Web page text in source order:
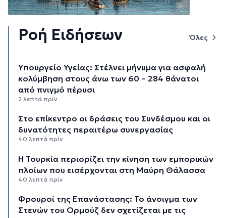
Ροή Ειδήσεων Όλες
Υπουργείο Υγείας: Στέλνει μήνυμα για ασφαλή
κολύμβηση στους άνω των 60 – 284 θάνατοι
από πνιγμό πέρυσι
2 λεπτά πρίν
Στο επίκεντρο οι δράσεις του Συνδέσμου και οι
δυνατότητες περαιτέρω συνεργασίας
40 λεπτά πρίν
Η Τουρκία περιορίζει την κίνηση των εμπορικών
πλοίων που εισέρχονται στη Μαύρη Θάλασσα
40 λεπτά πρίν
Φρουροί της Επανάστασης: Το άνοιγμα των
Στενών του Ορμούζ δεν σχετίζεται με τις